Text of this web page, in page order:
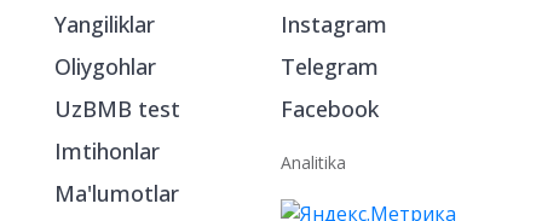
Yangiliklar
Oliygohlar
UzBMB test
Imtihonlar
Ma'lumotlar
Instagram
Telegram
Facebook
Analitika